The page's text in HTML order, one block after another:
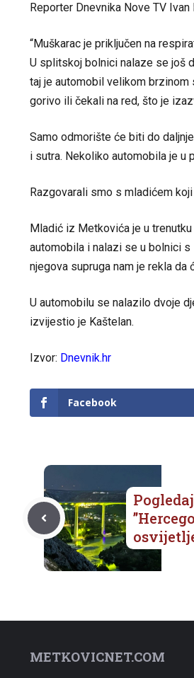
Reporter Dnevnika Nove TV
“Muškarac je priključen na
U splitskoj bolnici nalaze se još
taj je automobil velikom
gorivo ili čekali na red, što je
Samo odmorište će biti do
i sutra. Nekoliko automobila je
Razgovarali smo s mladićem
Mladić iz Metkovića je u
automobila i nalazi se u bolnici
njegova supruga nam je rekla da
U automobilu se nalazilo dvoje
izvijestio je Kaštelan.
Izvor: Dnevnik.hr
Facebook
METKOVICNET.COM